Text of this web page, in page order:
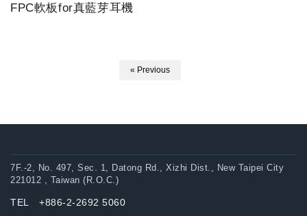
FPC軟板for真藍芽耳機
« Previous
7F.-2, No. 497, Sec. 1, Datong Rd., Xizhi Dist., New Taipei City
221012 , Taiwan (R.O.C.)
TEL +886-2-2692 5060